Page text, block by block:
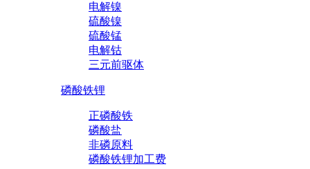
电解镍
硫酸镍
硫酸锰
电解钴
三元前驱体
磷酸铁锂
正磷酸铁
磷酸盐
非磷原料
磷酸铁锂加工费